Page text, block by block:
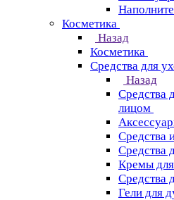
Косметика
Назад
Косметика
Средства для
Назад
Средства
лицом
Средства
Средства
Кремы
Средства
Гели для